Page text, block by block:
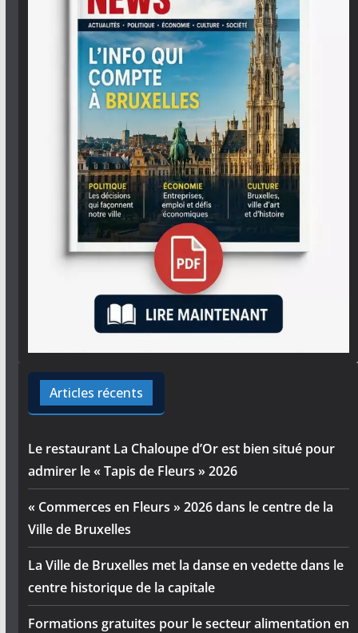
Articles récents
Le restaurant La Chaloupe d’Or est bien situé pour
admirer le « Tapis de Fleurs » 2026
« Commerces en Fleurs » 2026 dans le centre de la
Ville de Bruxelles
La Ville de Bruxelles met la danse en vedette dans le
centre historique de la capitale
Formations gratuites pour le secteur alimentation en